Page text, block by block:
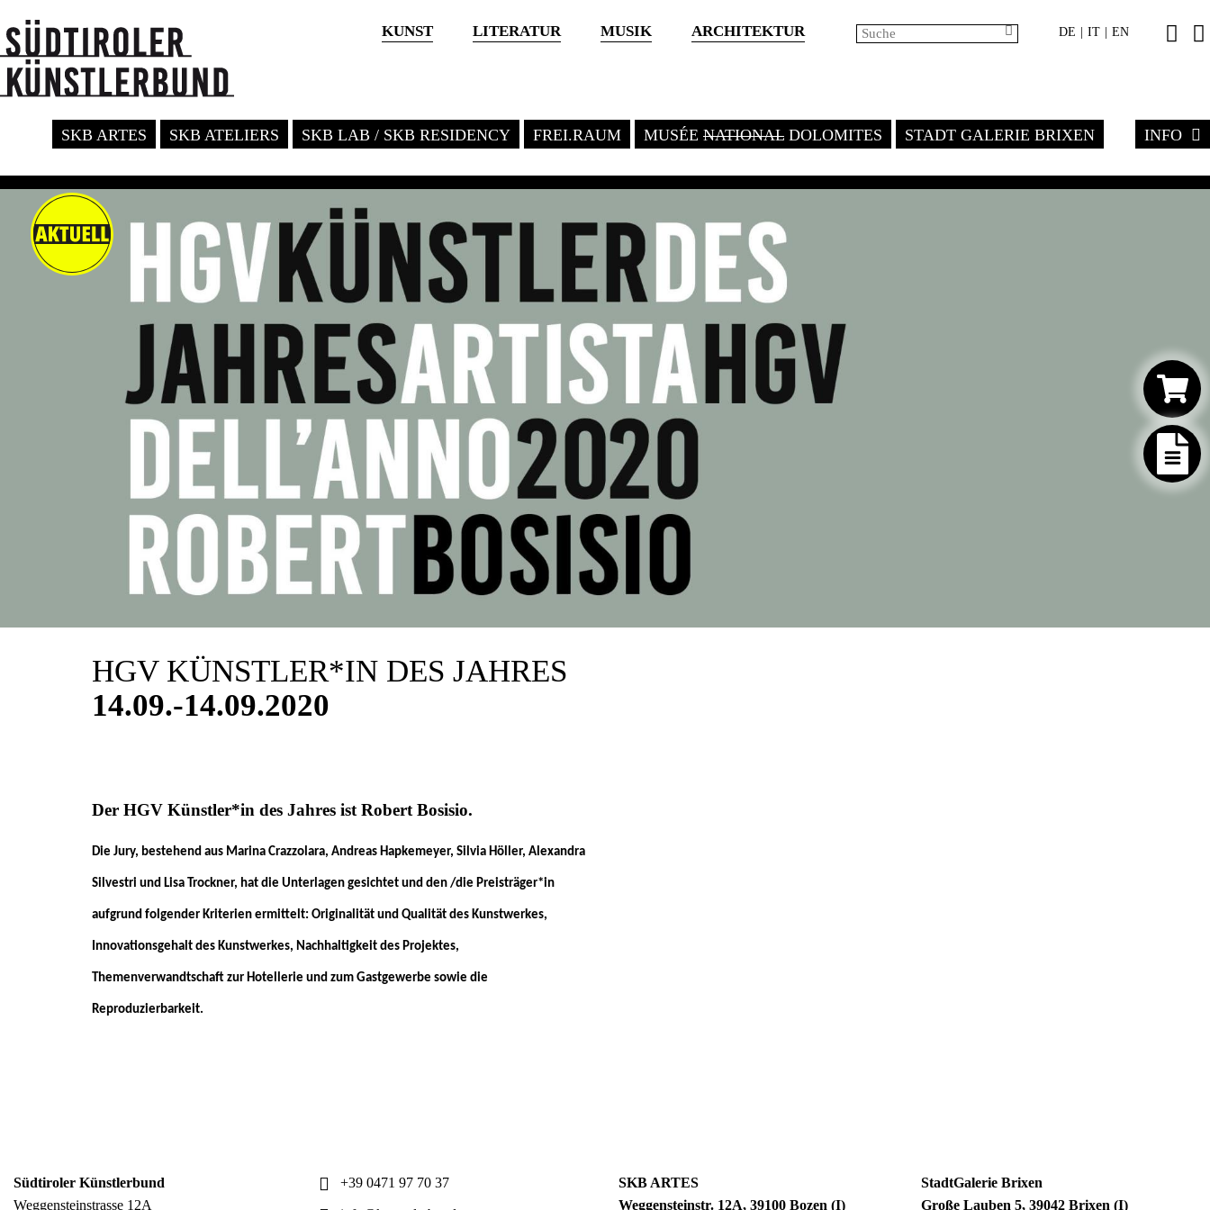
KUNST LITERATUR MUSIK ARCHITEKTUR DE IT EN
SKB ARTES SKB ATELIERS SKB LAB / SKB RESIDENCY FREI.RAUM MUSÉE NATIONAL DOLOMITES STADT GALERIE BRIXEN INFO
HGV KÜNSTLER*IN DES JAHRES
14.09.-14.09.2020
Der HGV Künstler*in des Jahres ist Robert Bosisio.
Die Jury, bestehend aus Marina Crazzolara, Andreas Hapkemeyer, Silvia Höller, Alexandra
Silvestri und Lisa Trockner, hat die Unterlagen gesichtet und den /die Preisträger*in
aufgrund folgender Kriterien ermittelt: Originalität und Qualität des Kunstwerkes,
Innovationsgehalt des Kunstwerkes, Nachhaltigkeit des Projektes,
Themenverwandtschaft zur Hotellerie und zum Gastgewerbe sowie die
Reproduzierbarkeit.
Südtiroler Künstlerbund
Weggensteinstrasse 12A
+39 0471 97 70 37
SKB ARTES
Weggensteinstr. 12A, 39100 Bozen (I)
StadtGalerie Brixen
Große Lauben 5, 39042 Brixen (I)